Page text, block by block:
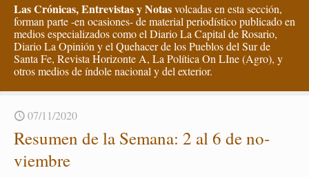
Las Crónicas, Entrevistas y Notasvolcadas en esta sección,
forman parte -en ocasiones- de material periodístico publicado en
medios especializados como el Diario La Capital de Rosario,
Diario La Opinión y el Quehacer de los Pueblos del Sur de
Santa Fe, Revista Horizonte A, La Política On LIne (Agro), y
otros medios de índole nacional y del exterior.
07/11/2020
Re­su­men de la Se­ma­na: 2 al 6 de no­
viem­bre